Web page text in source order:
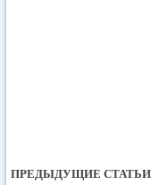
ПРЕДЫДУЩИЕ СТАТЬИ